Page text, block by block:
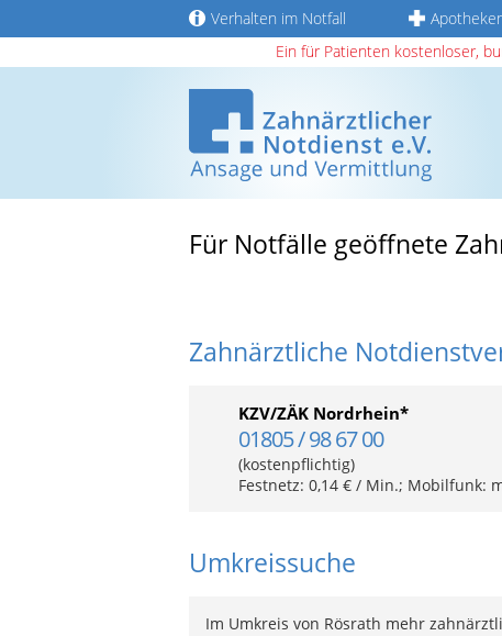
Verhalten im Notfall
Ein für Patienten kostenloser,
Für Notfälle geöffnete
Zahnärztliche
KZV/ZÄK Nordrhein*
01805 / 98 67 00
(kostenpflichtig)
Festnetz: 0,14 € / Min.; Mobilfunk:
Umkreissuche
Im Umkreis von Rösrath mehr